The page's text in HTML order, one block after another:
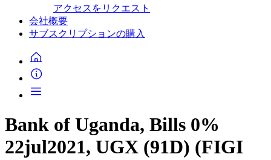
アクセスをリクエスト
会社概要
サブスクリプションの購入
Bank of Uganda, Bills 0%
22jul2021, UGX (91D) (FIGI